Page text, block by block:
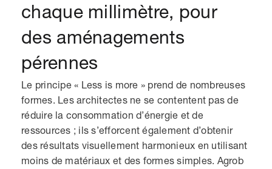
chaque millimètre, pour
des aménagements
pérennes
Le principe « Less is more » prend de nombreuses
formes. Les architectes ne se contentent pas de
réduire la consommation d’énergie et de
ressources ; ils s’efforcent également d’obtenir
des résultats visuellement harmonieux en utilisant
moins de matériaux et des formes simples. Agrob